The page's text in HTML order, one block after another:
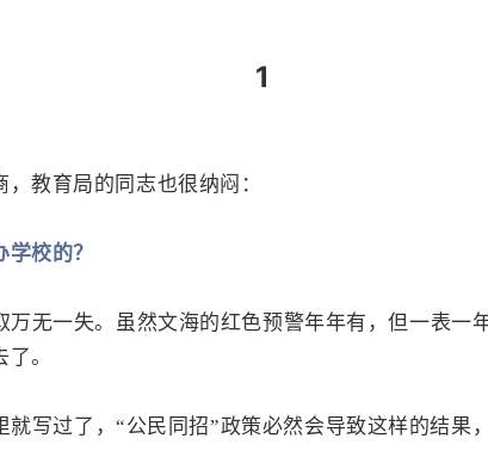
1
教育局的同志也很纳闷：
校的？
无一失。虽然文海的红色预警年年有，但一表一
。
写过了，“公民同招”政策必然会导致这样的结果